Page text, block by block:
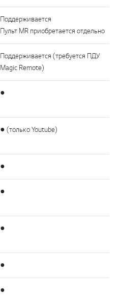
Поддерживается
Пульт MR приобретается отдельно
Поддерживается (требуется ПДУ
Magic Remote)
●
● (только Youtube)
●
●
●
●
●